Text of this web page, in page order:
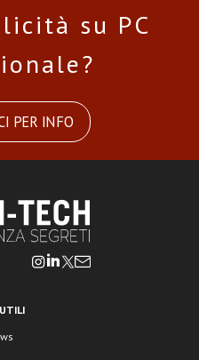
su PC
PER INFO